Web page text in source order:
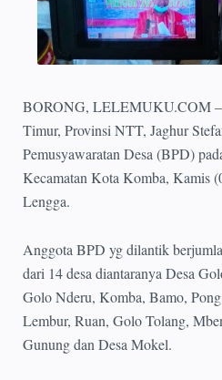
BORONG, LELEMUKU.COM
Timur, Provinsi NTT, Jaghur
Pemusyawaratan Desa (BPD)
Kecamatan Kota Komba, Kamis
Lengga.
Anggota BPD yg dilantik
dari 14 desa diantaranya Desa
Golo Nderu, Komba, Bamo,
Lembur, Ruan, Golo Tolang,
Gunung dan Desa Mokel.